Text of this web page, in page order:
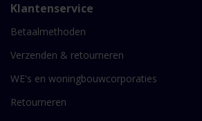
Klantenservice
Betaalmethoden
Verzenden & retourneren
WE's en woningbouwcorporaties
Retourneren